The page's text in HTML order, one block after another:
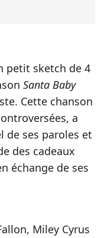
petit sketch de 4
Santa Baby
Cette chanson
a
de ses paroles et
des cadeaux
échange de ses
Miley Cyrus